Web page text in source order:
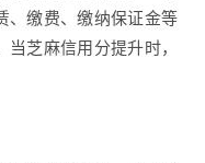
、缴费、缴纳保证金等
芝麻信用分提升时，